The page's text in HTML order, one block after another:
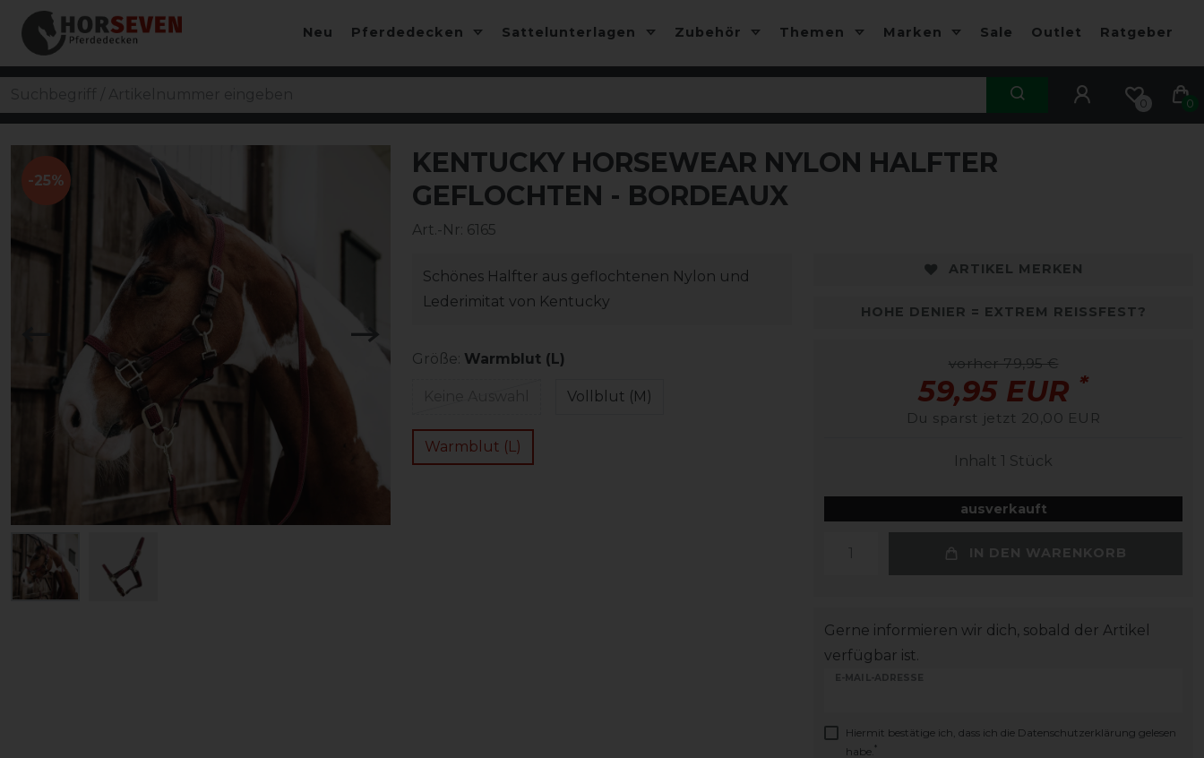
Neu Pferdedecken Sattelunterlagen Zubehör Themen Marken Sale Outlet Ratgeber
0 0
-25%
KENTUCKY HORSEWEAR NYLON HALFTER
GEFLOCHTEN - BORDEAUX
Art.-Nr: 6165
Schönes Halfter aus geflochtenen Nylon und
Lederimitat von Kentucky
Größe: Warmblut (L)
Vollblut (M)
Warmblut (L)
ARTIKEL MERKEN
HOHE DENIER = EXTREM REISSFEST?
vorher 79,95 €
59,95 EUR *
Du sparst jetzt 20,00 EUR
Inhalt 1 Stück
ausverkauft
IN DEN WARENKORB
Gerne informieren wir dich, sobald der Artikel
verfügbar ist.
E-MAIL-ADRESSE
Hiermit bestätige ich, dass ich die Daten­schutz­erklärung gelesen
habe. *